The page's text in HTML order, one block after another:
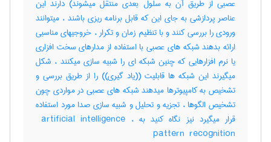
عصبی از طریق آن به سلول بعدی منتقل میشوند) دارند این
عناصر پردازشی به جای این که قابل برنامه ریزی باشند ، میتوانند
ورودی را بررسی کنند و با تنظیم زمان و تکرار ، خروجیهای مناسبی
ارائه بدهند شبکه های عصبی با استفاده از مدارهای سخت افزاری
یا نرم افزارهایی که چنین شبکه ای را شبیه سازی میکنند ، شکل
میگیرند این شبکه ها قابلیت ((یاد گیری)) را از طریق بررسی و
تشخیص به کامپیوترها میدهند شبکه های عصبی در مواردی چون
تشخیص الگوها ، تجزیه و تحلیل و شبیه سازی صدا مورد استفاده
قرار میگیرد نیز نگاه کنید به ‎ artificial intelligence ،
‎pattern ‎ recognition